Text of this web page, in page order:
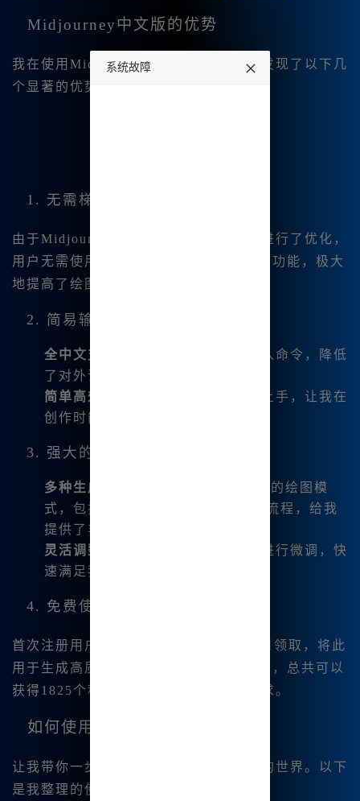
Midjourney中文版的优势
我在使用Midjourney中文版的过程中，发现了以下几
个显著的优势：
1. 无需梯子的加速体验
由于Midjourney中文版在国内网络环境进行了优化，
用户无需使用翻墙工具即可畅快使用全部功能，极大
地提高了绘图的流畅性。
2. 简易输入与操作
全中文支持
：我可以直接用中文输入命令，降低
了对外语能力的要求。
简单高效
：无需复杂的命令，轻松上手，让我在
创作时能够专注于想法本身。
3. 强大的绘图功能
多种生成模式
：支持多达300个以上的绘图模
式，包括MJ提词器和图像混合工作流程，给我
提供了丰富的创作灵感。
灵活调整
：能够直接对生成的图像进行微调，快
速满足我的设计需求。
4. 免费使用与充值福利
首次注册用户将获赠20积分，我可以每日领取，将此
用于生成高质量的艺术作品。而且一年内，总共可以
获得1825个积分，充分满足我创作的需求。
如何使用Midjourney中文版？
让我带你一步步走入Midjourney中文版的世界。以下
是我整理的使用方法：
系统故障